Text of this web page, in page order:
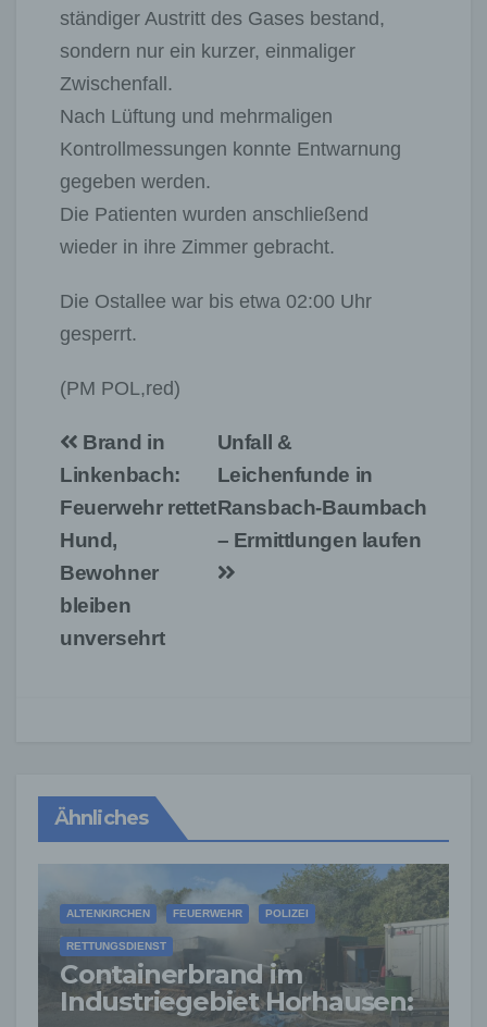
ständiger Austritt des Gases bestand,
sondern nur ein kurzer, einmaliger
Zwischenfall.
Nach Lüftung und mehrmaligen
Kontrollmessungen konnte Entwarnung
gegeben werden.
Die Patienten wurden anschließend
wieder in ihre Zimmer gebracht.
Die Ostallee war bis etwa 02:00 Uhr
gesperrt.
(PM POL,red)
Beitragsnavigation
Unfall &
Leichenfunde in
Ransbach‑Baumbach
– Ermittlungen laufen
Brand in
Linkenbach:
Feuerwehr rettet
Hund,
Bewohner
bleiben
unversehrt
Ähnliches
ALTENKIRCHEN FEUERWEHR POLIZEI
RETTUNGSDIENST
Containerbrand im
Industriegebiet Horhausen: